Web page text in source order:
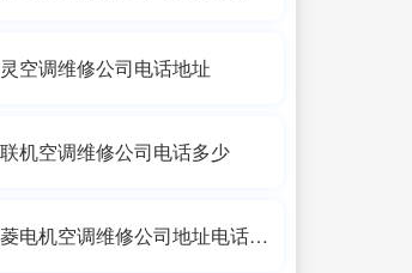
空调维修公司电话地址
机空调维修公司电话多少
电机空调维修公司地址电话号